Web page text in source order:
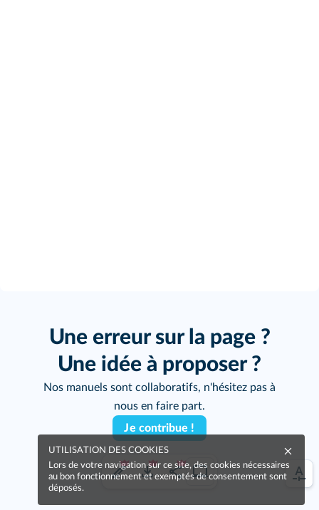
Une erreur sur la page ?
Une idée à proposer ?
Nos manuels sont collaboratifs, n'hésitez pas à
nous en faire part.
Je contribue !
UTILISATION DES COOKIES
Lors de votre navigation sur ce site, des cookies nécessaires
au bon fonctionnement et exemptés de consentement sont
déposés.